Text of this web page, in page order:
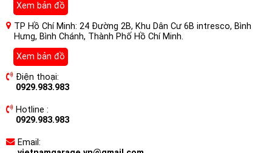
Xem bản đồ
TP Hồ Chí Minh: 24 Đường 2B, Khu Dân Cư 6B intresco, Bình
Hưng, Bình Chánh, Thành Phố Hồ Chí Minh.
Xem bản đồ
Điện thoại:
0929.983.983
Hotline :
0929.983.983
Email: